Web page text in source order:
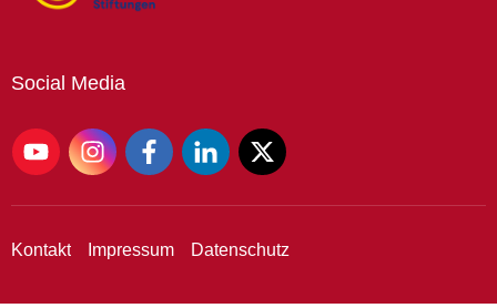
Social Media
Kontakt Impressum Datenschutz